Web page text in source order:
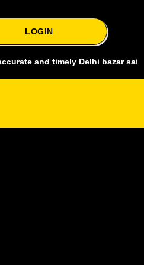
LOGIN
timely Delhi bazar satta